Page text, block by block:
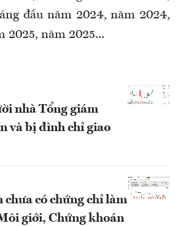
đầu năm 2024, năm 2024,
2025, năm 2025...
nhà Tổng giám
và bị đình chỉ giao
có chứng chỉ làm
giới, Chứng khoán